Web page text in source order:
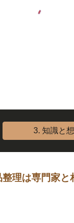
3. 知識と
理は専門家と